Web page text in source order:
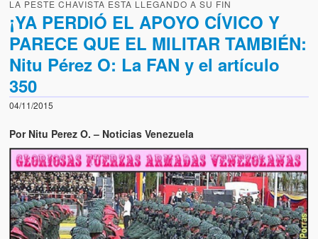
LA PESTE CHAVISTA ESTA LLEGANDO A SU FIN
¡YA PERDIÓ EL APOYO CÍVICO Y
PARECE QUE EL MILITAR TAMBIÉN:
Nitu Pérez O: La FAN y el artículo
350
04/11/2015
Por Nitu Perez O. – Noticias Venezuela